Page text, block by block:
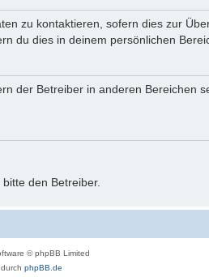
zu kontaktieren, sofern dies zur
du dies in deinem persönlichen
der Betreiber in anderen Bereichen
den Betreiber.
© phpBB Limited
phpBB.de